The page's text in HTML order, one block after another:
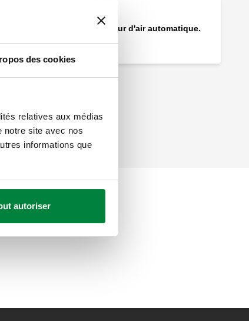
des cookies
relatives aux médias
notre site avec nos
informations que
autoriser
MINICAL®, Purgeur d'air automatique.